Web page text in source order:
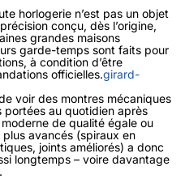
horlogerie n’est pas un objet
conçu, dès l’origine,
grandes maisons
garde-temps sont faits pour
à condition d’être
officielles.girard-
voir des montres mécaniques
portées au quotidien après
de qualité égale ou
avancés (spiraux en
joints améliorés) a donc
longtemps – voire davantage